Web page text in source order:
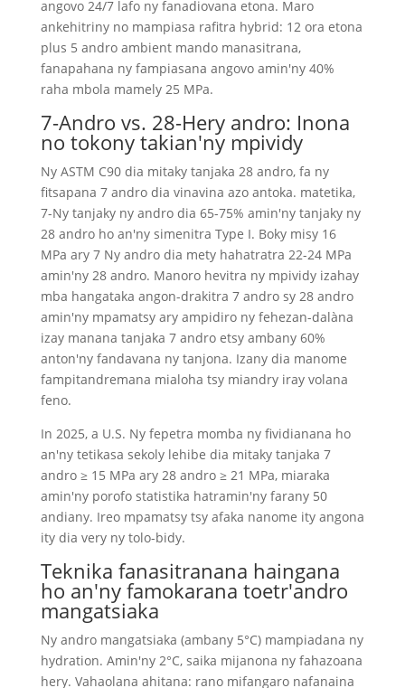
angovo 24/7 lafo ny fanadiovana etona. Maro
ankehitriny no mampiasa rafitra hybrid: 12 ora etona
plus 5 andro ambient mando manasitrana,
fanapahana ny fampiasana angovo amin'ny 40%
raha mbola mamely 25 MPa.
7-Andro vs. 28-Hery andro: Inona
no tokony takian'ny mpividy
Ny ASTM C90 dia mitaky tanjaka 28 andro, fa ny
fitsapana 7 andro dia vinavina azo antoka. matetika,
7-Ny tanjaky ny andro dia 65-75% amin'ny tanjaky ny
28 andro ho an'ny simenitra Type I. Boky misy 16
MPa ary 7 Ny andro dia mety hahatratra 22-24 MPa
amin'ny 28 andro. Manoro hevitra ny mpividy izahay
mba hangataka angon-drakitra 7 andro sy 28 andro
amin'ny mpamatsy ary ampidiro ny fehezan-dalàna
izay manana tanjaka 7 andro etsy ambany 60%
anton'ny fandavana ny tanjona. Izany dia manome
fampitandremana mialoha tsy miandry iray volana
feno.
In 2025, a U.S. Ny fepetra momba ny fividianana ho
an'ny tetikasa sekoly lehibe dia mitaky tanjaka 7
andro ≥ 15 MPa ary 28 andro ≥ 21 MPa, miaraka
amin'ny porofo statistika hatramin'ny farany 50
andiany. Ireo mpamatsy tsy afaka nanome ity angona
ity dia very ny tolo-bidy.
Teknika fanasitranana haingana
ho an'ny famokarana toetr'andro
mangatsiaka
Ny andro mangatsiaka (ambany 5°C) mampiadana ny
hydration. Amin'ny 2°C, saika mijanona ny fahazoana
hery. Vahaolana ahitana: rano mifangaro nafanaina